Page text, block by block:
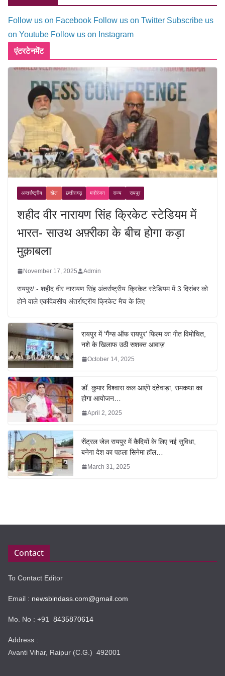
Follow us on Facebook Follow us on Twitter Subscribe us
on Youtube Follow us on Instagram
एंटरटेनमेंट
अन्तर्राष्ट्रीय खेल छत्तीसगढ़ मनोरंजन राज्य रायपुर
शहीद वीर नारायण सिंह क्रिकेट स्टेडियम में
भारत- साउथ अफ़्रीका के बीच होगा कड़ा
मुक़ाबला
November 17, 2025 Admin
रायपुर/:- शहीद वीर नारायण सिंह अंतर्राष्ट्रीय क्रिकेट स्टेडियम में 3 दिसंबर को
होने वाले एकदिवसीय अंतर्राष्ट्रीय क्रिकेट मैच के लिए
रायपुर में ‘गैंग्स ऑफ रायपुर’ फिल्म का गीत विमोचित,
नशे के खिलाफ उठी सशक्त आवाज़
October 14, 2025
डॉ. कुमार विश्वास कल आएंगे दंतेवाड़ा, रामकथा का
होगा आयोजन…
April 2, 2025
सेंट्रल जेल रायपुर में कैदियों के लिए नई सुविधा,
बनेगा देश का पहला सिनेमा हॉल…
March 31, 2025
Contact
To Contact Editor
Email : newsbindass.com@gmail.com
Mo. No : +91 8435870614
Address :
Avanti Vihar, Raipur (C.G.) 492001